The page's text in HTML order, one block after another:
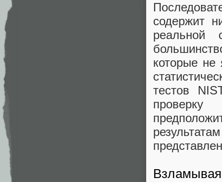
содержит
реальной
которые не
тестов